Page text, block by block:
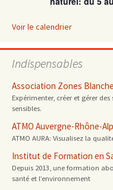
Voir le calendrier
Indispensables
Association Zones
Expérimenter, créer et gérer
sensibles.
ATMO Auvergne-Rhône-
ATMO AURA: Visualisez la
Institut de Formation en
Depuis 2013, une formation
santé et l’environnement